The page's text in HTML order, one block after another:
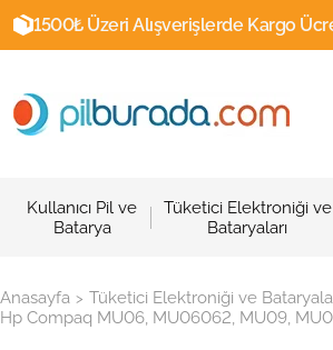
1500₺ Üzeri Alışverişlerde Kargo
Kullanıcı Pil ve
Batarya
Tüketici Elektroniği ve
Bataryaları
Anasayfa > Tüketici Elektroniği ve
Hp Compaq MU06, MU06062, MU09,